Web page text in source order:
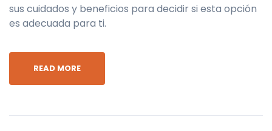
sus cuidados y beneficios para decidir si esta opción
es adecuada para ti.
READ MORE